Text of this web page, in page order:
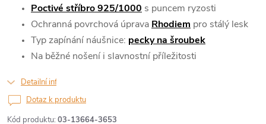
Kód produktu: 03-13664-3653
Poctivé stříbro 925/1000 s puncem ryzosti
Ochranná povrchová úprava Rhodiem pro stálý lesk
Typ zapínání náušnice: pecky na šroubek
Na běžné nošení i slavnostní příležitosti
Detailní informace
Dotaz k produktu